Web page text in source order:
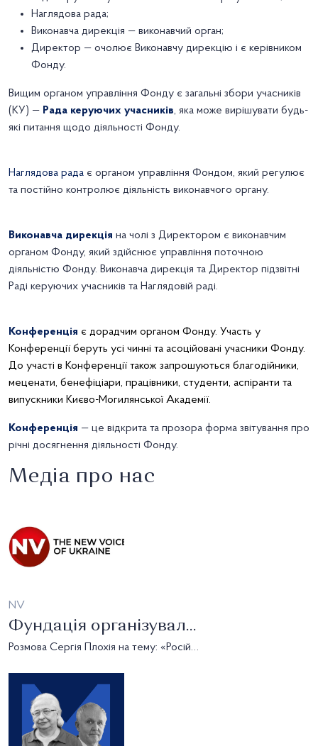
Наглядова рада;
Виконавча дирекція — виконавчий орган;
Директор — очолює Виконавчу дирекцію і є керівником
Фонду.
Вищим органом управління Фонду є загальні збори учасників
(КУ) — Рада керуючих учасників, яка може вирішувати будь-
які питання щодо діяльності Фонду.
Наглядова рада є органом управління Фондом, який регулює
та постійно контролює діяльність виконавчого органу.
Виконавча дирекція на чолі з Директором є виконавчим
органом Фонду, який здійснює управління поточною
діяльністю Фонду. Виконавча дирекція та Директор підзвітні
Раді керуючих учасників та Наглядовій раді.
Конференція є дорадчим органом Фонду. Участь у
Конференції беруть усі чинні та асоційовані учасники Фонду.
До участі в Конференції також запрошуються благодійники,
меценати, бенефіціари, працівники, студенти, аспіранти та
випускники Києво-Могилянської Академії.
Конференція — це відкрита та прозора форма звітування про
річні досягнення діяльності Фонду.
Медіа про нас
NV
Фундація організувала лекцію з Сергієм Плохієм
Розмова Сергія Плохія на тему: «Російсько-українська війна, які зміни світу вона приносить. Місце Ук